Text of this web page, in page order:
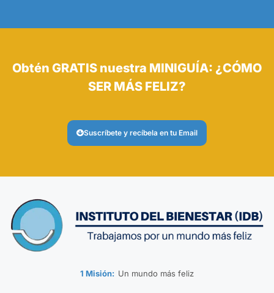
Obtén GRATIS nuestra MINIGUÍA: ¿CÓMO
SER MÁS FELIZ?
Suscríbete y recíbela en tu Email
1 Misión: Un mundo más feliz